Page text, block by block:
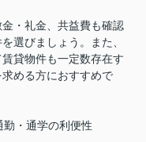
・礼金、共益費も確認
選びましょう。また、
貸物件も一定数存在す
める方におすすめで
・通学の利便性